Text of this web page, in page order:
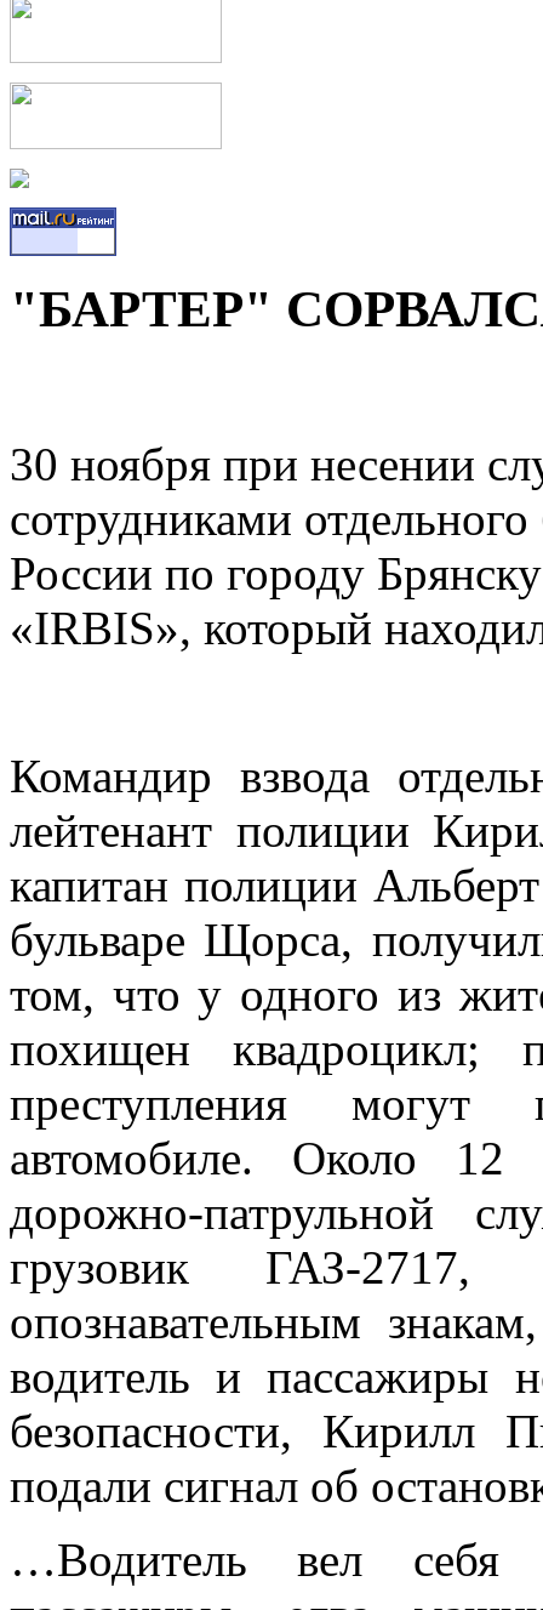
"БАРТЕР"
30 ноября при несении
сотрудниками
России по городу
«IRBIS», который
Командир взвода
лейтенант полиции
капитан полиции
бульваре Щорса,
том, что у одного из
похищен квадроцикл;
преступления могут
автомобиле. Около 12
дорожно-патрульной
грузовик ГАЗ-
опознавательным
водитель и пассажиры
безопасности, Кирилл
подали сигнал об
…Водитель вел себя